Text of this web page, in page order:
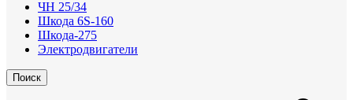
ЧН 25/34
Шкода 6S-160
Шкода-275
Электродвигатели
Поиск